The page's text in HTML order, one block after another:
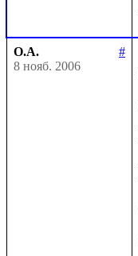
О.А.
#
8 нояб. 2006